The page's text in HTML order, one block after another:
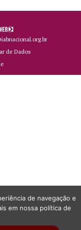
de Dados
de navegação e
em nossa política de